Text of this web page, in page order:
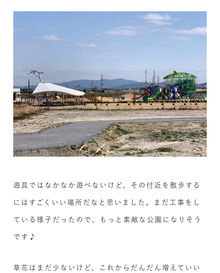
遊具ではなかなか遊べないけど、その付近を散歩する
にはすごくいい場所だなと思いました。まだ工事をし
ている様子だったので、もっと素敵な公園になりそう
です♪
草花はまだ少ないけど、これからだんだん増えていい